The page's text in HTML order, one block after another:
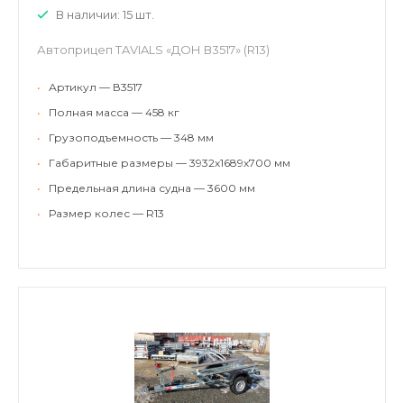
В наличии: 15 шт.
Автоприцеп TAVIALS «ДОН В3517» (R13)
•
Артикул — В3517
•
Полная масса — 458 кг
•
Грузоподъемность — 348 мм
•
Габаритные размеры — 3932х1689х700 мм
•
Предельная длина судна — 3600 мм
•
Размер колес — R13